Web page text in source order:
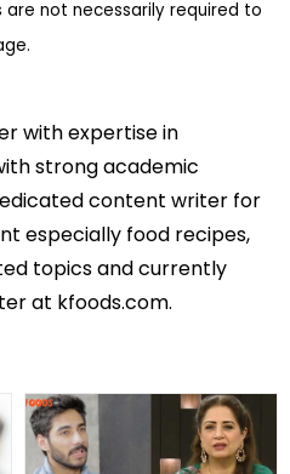
not necessarily required to
with expertise in
strong academic
content writer for
especially food recipes,
topics and currently
at kfoods.com.